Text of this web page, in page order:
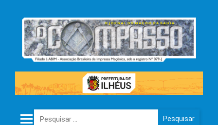
Pesquisar por: